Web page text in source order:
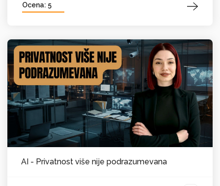
Ocena: 5
AI - Privatnost više nije podrazumevana